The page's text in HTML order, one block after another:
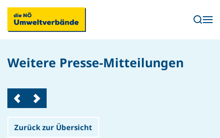
Skip to main content
Weitere Presse-Mitteilungen
Zurück zur Übersicht